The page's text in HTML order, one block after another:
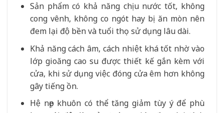
Sản phẩm có khả năng chịu nước tốt, không
cong vênh, không co ngót hay bị ăn mòn nên
đem lại độ bền và tuổi thọ sử dụng lâu dài.
Khả năng cách âm, cách nhiệt khá tốt nhờ vào
lớp gioăng cao su được thiết kế gắn kèm với
cửa, khi sử dụng việc đóng cửa êm hơn không
gây tiếng ồn.
Hệ nẹp khuôn có thể tăng giảm tùy ý để phù